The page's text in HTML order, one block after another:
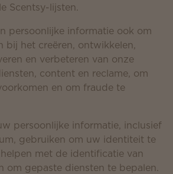
Scentsy-lijsten.
persoonlijke informatie ook om
bij het creëren, ontwikkelen,
en verbeteren van onze
content en reclame, om
en om fraude te
persoonlijke informatie, inclusief
gebruiken om uw identiteit te
met de identificatie van
om gepaste diensten te bepalen.